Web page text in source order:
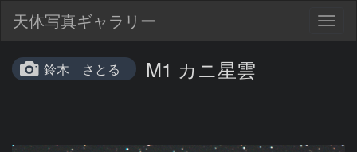
天体写真ギャラリー
鈴木 さとる M1 カニ星雲